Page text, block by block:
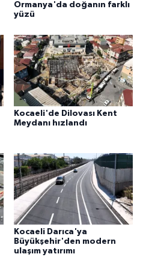
Ormanya'da doğanın farklı
yüzü
Kocaeli'de Dilovası Kent
Meydanı hızlandı
Kocaeli Darıca'ya
Büyükşehir'den modern
ulaşım yatırımı